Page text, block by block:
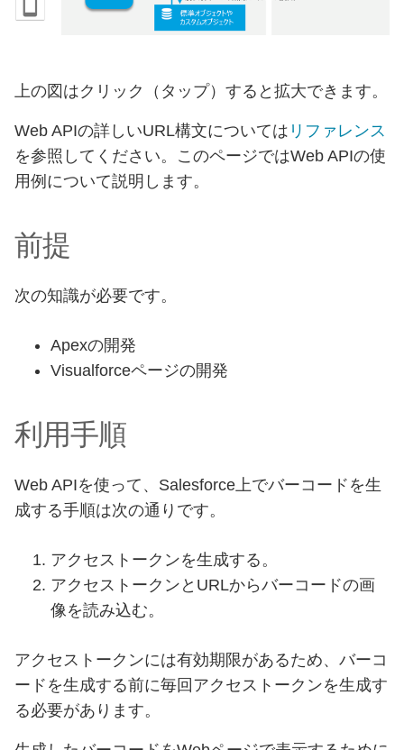
上の図はクリック（タップ）すると拡大できます。
Web APIの詳しいURL構文については リファレンス
を参照してください。このページではWeb APIの使
用例について説明します。
前提
次の知識が必要です。
Apexの開発
Visualforceページの開発
利用手順
Web APIを使って、Salesforce上でバーコードを生
成する手順は次の通りです。
アクセストークンを生成する。
アクセストークンとURLからバーコードの画
像を読み込む。
アクセストークンには有効期限があるため、バーコ
ードを生成する前に毎回アクセストークンを生成す
る必要があります。